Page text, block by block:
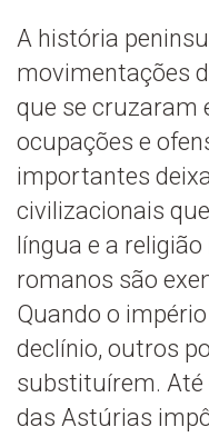
A história
movimentações
que se cruzaram
ocupações e
importantes
civilizacionais
língua e a
romanos são
Quando o
declínio, outros
substituírem. Até
das Astúrias